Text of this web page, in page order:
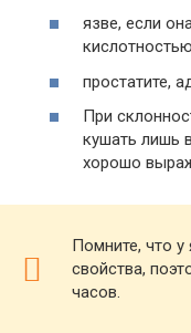
язве, если
простатите,
При
кушать лишь
хорошо
Помните, что
свойства,
часов.